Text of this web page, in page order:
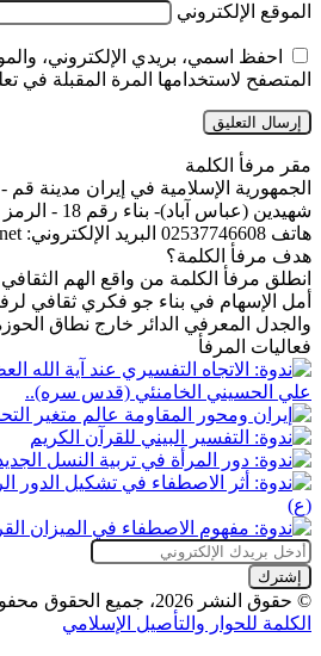
الموقع الإلكتروني
احفظ اسمي، بريدي الإلكتروني،
المتصفح لاستخدامها المرة المقبلة في
مقر مرفأ الكلمة
الجمهورية الإسلامية في إيران مدينة
هاتف 02537746608 البريد الإلكتروني: info@al-marfa.net
هدف مرفأ الكلمة؟
انطلق مرفأ الكلمة من واقع الهم
أمل الإسهام في بناء جو فكري ثقافي
والجدل المعرفي الدائر خارج نطاق
فعاليات المرفأ
أدخل
بريدك
الإلكتروني
© حقوق النشر 2026، جميع الحقوق محفوظة |
الكلمة للحوار والتأصيل الإسلامي